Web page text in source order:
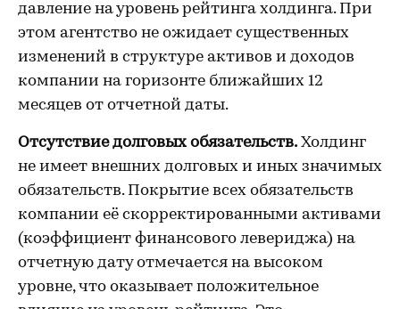
давление на уровень рейтинга холдинга. При
этом агентство не ожидает существенных
изменений в структуре активов и доходов
компании на горизонте ближайших 12
месяцев от отчетной даты.
Отсутствие долговых обязательств. Холдинг
не имеет внешних долговых и иных значимых
обязательств. Покрытие всех обязательств
компании её скорректированными активами
(коэффициент финансового левериджа) на
отчетную дату отмечается на высоком
уровне, что оказывает положительное